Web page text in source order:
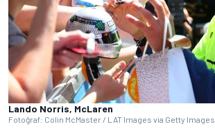
Lando Norris, McLaren
Fotoğraf: Colin McMaster / LAT Images via Getty Images